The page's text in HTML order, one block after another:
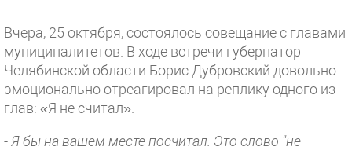
Вчера, 25 октября, состоялось совещание с главами
муниципалитетов. В ходе встречи губернатор
Челябинской области Борис Дубровский довольно
эмоционально отреагировал на реплику одного из
глав: «Я не считал».
- Я бы на вашем месте посчитал. Это слово "не